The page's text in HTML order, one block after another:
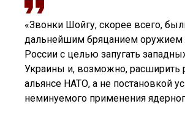
«Звонки Шойгу, скорее всего,
дальнейшим бряцанием оружием
России с целью запугать
Украины и, возможно, расширить
альянсе НАТО, а не постановкой
неминуемого применения